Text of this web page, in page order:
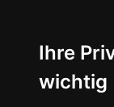
Ihre
wichtig